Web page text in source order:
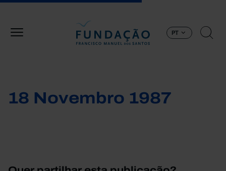
PT
18 Novembro 1987